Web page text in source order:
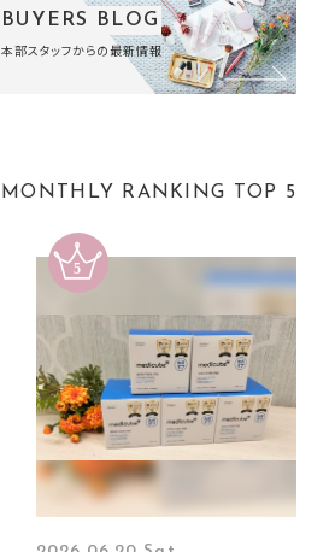
BUYERS BLOG
本部スタッフからの最新情報
MONTHLY RANKING TOP 5